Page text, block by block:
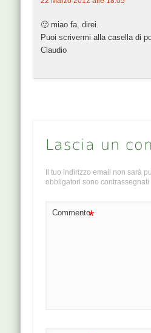
🙂 miao fa, direi.
Puoi scrivermi alla casella di
Claudio
Lascia un
Il tuo indirizzo email non sarà
obbligatori sono contrassegnati
Commento*